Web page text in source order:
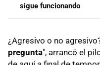
sigue funcionando
¿Agresivo o no
pregunta", arrancó el